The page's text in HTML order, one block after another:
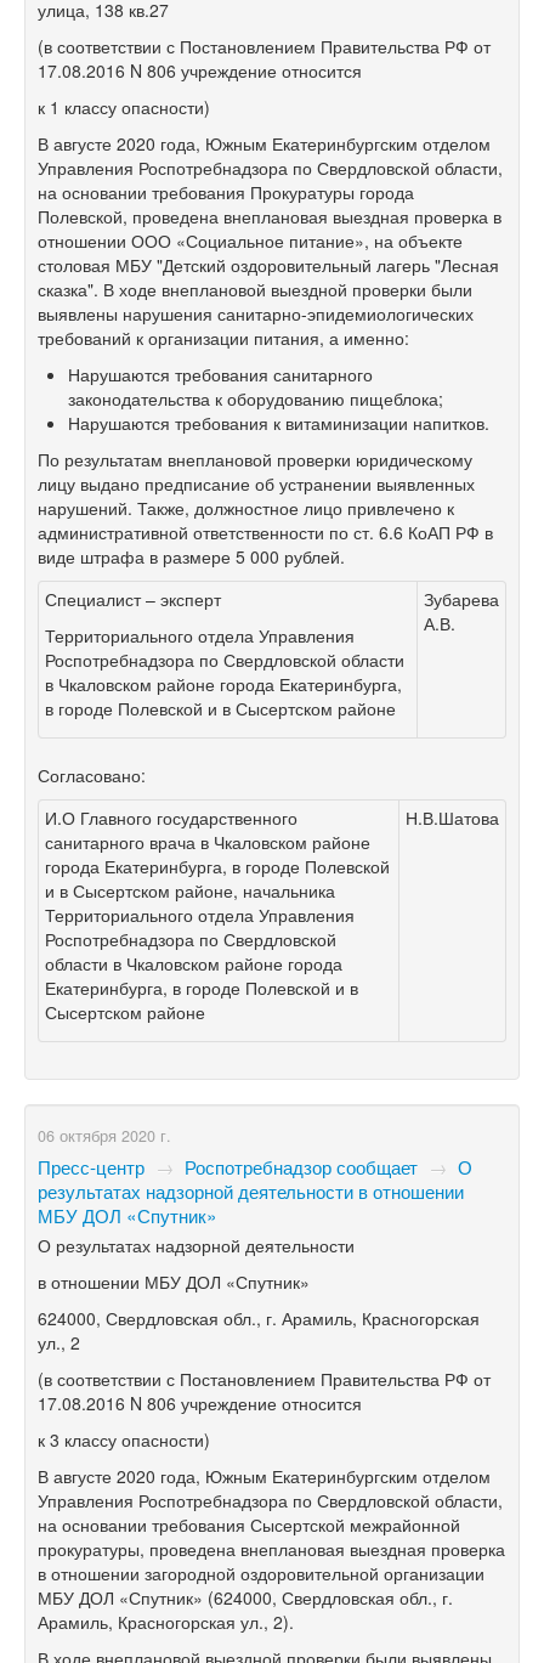
улица, 138 кв.27
(в соответствии с Постановлением Правительства РФ от
17.08.2016 N 806 учреждение относится
к 1 классу опасности)
В августе 2020 года, Южным Екатеринбургским отделом
Управления Роспотребнадзора по Свердловской области,
на основании требования Прокуратуры города
Полевской, проведена внеплановая выездная проверка в
отношении ООО «Социальное питание», на объекте
столовая МБУ "Детский оздоровительный лагерь "Лесная
сказка". В ходе внеплановой выездной проверки были
выявлены нарушения санитарно-эпидемиологических
требований к организации питания, а именно:
Нарушаются требования санитарного
законодательства к оборудованию пищеблока;
Нарушаются требования к витаминизации напитков.
По результатам внеплановой проверки юридическому
лицу выдано предписание об устранении выявленных
нарушений. Также, должностное лицо привлечено к
административной ответственности по ст. 6.6 КоАП РФ в
виде штрафа в размере 5 000 рублей.
Специалист – эксперт
Территориального отдела Управления
Роспотребнадзора по Свердловской области
в Чкаловском районе города Екатеринбурга,
в городе Полевской и в Сысертском районе
Зубарева
А.В.
Согласовано:
И.О Главного государственного
санитарного врача в Чкаловском районе
города Екатеринбурга, в городе Полевской
и в Сысертском районе, начальника
Территориального отдела Управления
Роспотребнадзора по Свердловской
области в Чкаловском районе города
Екатеринбурга, в городе Полевской и в
Сысертском районе
Н.В.Шатова
06 октября 2020 г.
Пресс-центр → Роспотребнадзор сообщает → О
результатах надзорной деятельности в отношении
МБУ ДОЛ «Спутник»
О результатах надзорной деятельности
в отношении МБУ ДОЛ «Спутник»
624000, Свердловская обл., г. Арамиль, Красногорская
ул., 2
(в соответствии с Постановлением Правительства РФ от
17.08.2016 N 806 учреждение относится
к 3 классу опасности)
В августе 2020 года, Южным Екатеринбургским отделом
Управления Роспотребнадзора по Свердловской области,
на основании требования Сысертской межрайонной
прокуратуры, проведена внеплановая выездная проверка
в отношении загородной оздоровительной организации
МБУ ДОЛ «Спутник» (624000, Свердловская обл., г.
Арамиль, Красногорская ул., 2).